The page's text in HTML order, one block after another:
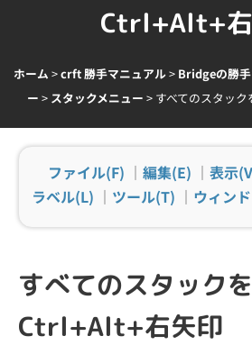
Ctrl+Alt+
ホーム >crft 勝手マニュアル> Bridgeの勝
ー > スタックメニュー > すべてのスタッ
ファイル(F) ｜ 編集(E) ｜ 表示
ラベル(L) ｜ ツール(T) ｜ ウィン
すべてのスタック
Ctrl+Alt+右矢印